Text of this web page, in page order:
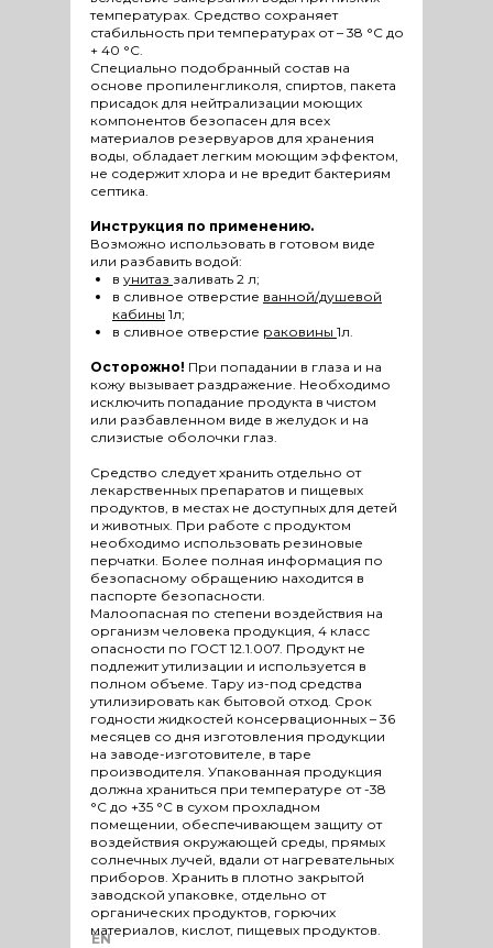
температурах. Средство сохраняет
стабильность при температурах от – 38 °С до
+ 40 °С.
Специально подобранный состав на
основе пропиленгликоля, спиртов, пакета
присадок для нейтрализации моющих
компонентов безопасен для всех
материалов резервуаров для хранения
воды, обладает легким моющим эффектом,
не содержит хлора и не вредит бактериям
септика.
Инструкция по применению.
Возможно использовать в готовом виде
или разбавить водой:
в унитаз заливать 2 л;
в сливное отверстие ванной/душевой
кабины 1л;
в сливное отверстие раковины 1л.
Осторожно! При попадании в глаза и на
кожу вызывает раздражение. Необходимо
исключить попадание продукта в чистом
или разбавленном виде в желудок и на
слизистые оболочки глаз.
Средство следует хранить отдельно от
лекарственных препаратов и пищевых
продуктов, в местах не доступных для детей
и животных. При работе с продуктом
необходимо использовать резиновые
перчатки. Более полная информация по
безопасному обращению находится в
паспорте безопасности.
Малоопасная по степени воздействия на
организм человека продукция, 4 класс
опасности по ГОСТ 12.1.007. Продукт не
подлежит утилизации и используется в
полном объеме. Тару из-под средства
утилизировать как бытовой отход. Срок
годности жидкостей консервационных – 36
месяцев со дня изготовления продукции
на заводе-изготовителе, в таре
производителя. Упакованная продукция
должна храниться при температуре от -38
°С до +35 °С в сухом прохладном
помещении, обеспечивающем защиту от
воздействия окружающей среды, прямых
солнечных лучей, вдали от нагревательных
приборов. Хранить в плотно закрытой
заводской упаковке, отдельно от
органических продуктов, горючих
материалов, кислот, пищевых продуктов.
EN